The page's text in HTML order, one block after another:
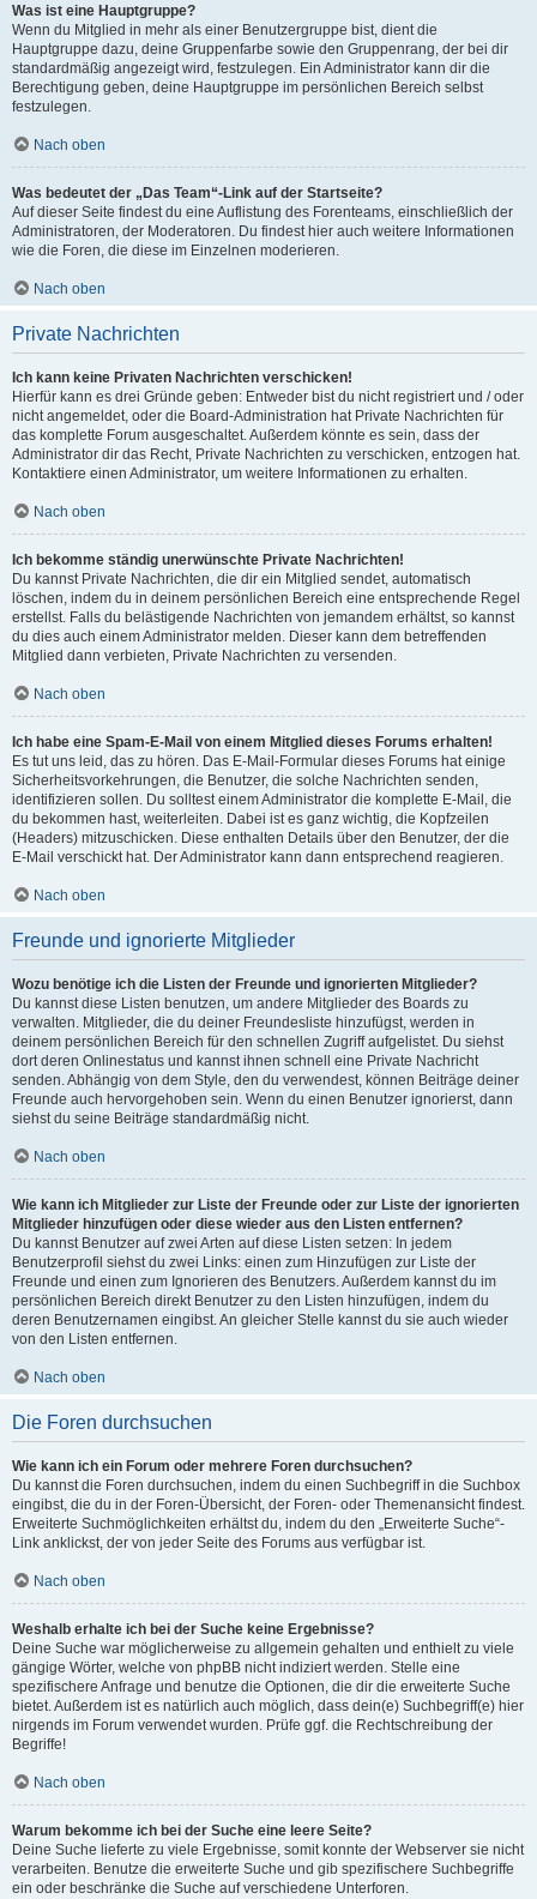
Was ist eine Hauptgruppe?
Wenn du Mitglied in mehr als einer Benutzergruppe bist, dient die
Hauptgruppe dazu, deine Gruppenfarbe sowie den Gruppenrang, der bei dir
standardmäßig angezeigt wird, festzulegen. Ein Administrator kann dir die
Berechtigung geben, deine Hauptgruppe im persönlichen Bereich selbst
festzulegen.
Nach oben
Was bedeutet der „Das Team“-Link auf der Startseite?
Auf dieser Seite findest du eine Auflistung des Forenteams, einschließlich der
Administratoren, der Moderatoren. Du findest hier auch weitere Informationen
wie die Foren, die diese im Einzelnen moderieren.
Nach oben
Private Nachrichten
Ich kann keine Privaten Nachrichten verschicken!
Hierfür kann es drei Gründe geben: Entweder bist du nicht registriert und / oder
nicht angemeldet, oder die Board-Administration hat Private Nachrichten für
das komplette Forum ausgeschaltet. Außerdem könnte es sein, dass der
Administrator dir das Recht, Private Nachrichten zu verschicken, entzogen hat.
Kontaktiere einen Administrator, um weitere Informationen zu erhalten.
Nach oben
Ich bekomme ständig unerwünschte Private Nachrichten!
Du kannst Private Nachrichten, die dir ein Mitglied sendet, automatisch
löschen, indem du in deinem persönlichen Bereich eine entsprechende Regel
erstellst. Falls du belästigende Nachrichten von jemandem erhältst, so kannst
du dies auch einem Administrator melden. Dieser kann dem betreffenden
Mitglied dann verbieten, Private Nachrichten zu versenden.
Nach oben
Ich habe eine Spam-E-Mail von einem Mitglied dieses Forums erhalten!
Es tut uns leid, das zu hören. Das E-Mail-Formular dieses Forums hat einige
Sicherheitsvorkehrungen, die Benutzer, die solche Nachrichten senden,
identifizieren sollen. Du solltest einem Administrator die komplette E-Mail, die
du bekommen hast, weiterleiten. Dabei ist es ganz wichtig, die Kopfzeilen
(Headers) mitzuschicken. Diese enthalten Details über den Benutzer, der die
E-Mail verschickt hat. Der Administrator kann dann entsprechend reagieren.
Nach oben
Freunde und ignorierte Mitglieder
Wozu benötige ich die Listen der Freunde und ignorierten Mitglieder?
Du kannst diese Listen benutzen, um andere Mitglieder des Boards zu
verwalten. Mitglieder, die du deiner Freundesliste hinzufügst, werden in
deinem persönlichen Bereich für den schnellen Zugriff aufgelistet. Du siehst
dort deren Onlinestatus und kannst ihnen schnell eine Private Nachricht
senden. Abhängig von dem Style, den du verwendest, können Beiträge deiner
Freunde auch hervorgehoben sein. Wenn du einen Benutzer ignorierst, dann
siehst du seine Beiträge standardmäßig nicht.
Nach oben
Wie kann ich Mitglieder zur Liste der Freunde oder zur Liste der ignorierten
Mitglieder hinzufügen oder diese wieder aus den Listen entfernen?
Du kannst Benutzer auf zwei Arten auf diese Listen setzen: In jedem
Benutzerprofil siehst du zwei Links: einen zum Hinzufügen zur Liste der
Freunde und einen zum Ignorieren des Benutzers. Außerdem kannst du im
persönlichen Bereich direkt Benutzer zu den Listen hinzufügen, indem du
deren Benutzernamen eingibst. An gleicher Stelle kannst du sie auch wieder
von den Listen entfernen.
Nach oben
Die Foren durchsuchen
Wie kann ich ein Forum oder mehrere Foren durchsuchen?
Du kannst die Foren durchsuchen, indem du einen Suchbegriff in die Suchbox
eingibst, die du in der Foren-Übersicht, der Foren- oder Themenansicht findest.
Erweiterte Suchmöglichkeiten erhältst du, indem du den „Erweiterte Suche“-
Link anklickst, der von jeder Seite des Forums aus verfügbar ist.
Nach oben
Weshalb erhalte ich bei der Suche keine Ergebnisse?
Deine Suche war möglicherweise zu allgemein gehalten und enthielt zu viele
gängige Wörter, welche von phpBB nicht indiziert werden. Stelle eine
spezifischere Anfrage und benutze die Optionen, die dir die erweiterte Suche
bietet. Außerdem ist es natürlich auch möglich, dass dein(e) Suchbegriff(e) hier
nirgends im Forum verwendet wurden. Prüfe ggf. die Rechtschreibung der
Begriffe!
Nach oben
Warum bekomme ich bei der Suche eine leere Seite?
Deine Suche lieferte zu viele Ergebnisse, somit konnte der Webserver sie nicht
verarbeiten. Benutze die erweiterte Suche und gib spezifischere Suchbegriffe
ein oder beschränke die Suche auf verschiedene Unterforen.